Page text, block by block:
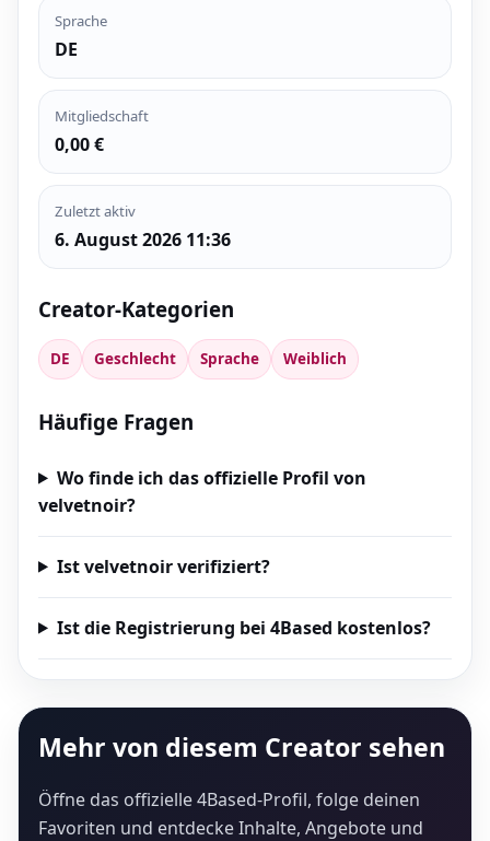
Sprache
DE
Mitgliedschaft
0,00 €
Zuletzt aktiv
6. August 2026 11:36
Creator-Kategorien
DE Geschlecht Sprache Weiblich
Häufige Fragen
Wo finde ich das offizielle Profil von
velvetnoir?
Ist velvetnoir verifiziert?
Ist die Registrierung bei 4Based kostenlos?
Mehr von diesem Creator sehen
Öffne das offizielle 4Based-Profil, folge deinen
Favoriten und entdecke Inhalte, Angebote und